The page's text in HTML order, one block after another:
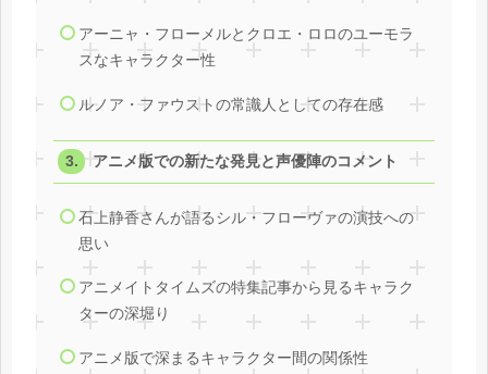
アーニャ・フローメルとクロエ・ロロのユーモラ
スなキャラクター性
ルノア・ファウストの常識人としての存在感
アニメ版での新たな発見と声優陣のコメント
石上静香さんが語るシル・フローヴァの演技への
思い
アニメイトタイムズの特集記事から見るキャラク
ターの深堀り
アニメ版で深まるキャラクター間の関係性